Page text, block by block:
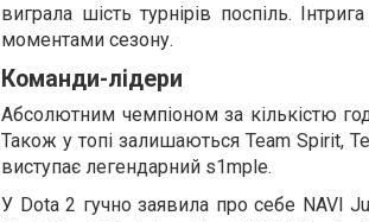
виграла шість турнірів поспіль.
моментами сезону.
Команди-лідери
Абсолютним чемпіоном за кількістю
Також у топі залишаються Team Spirit,
виступає легендарний s1mple.
У Dota 2 гучно заявила про себе NAVI